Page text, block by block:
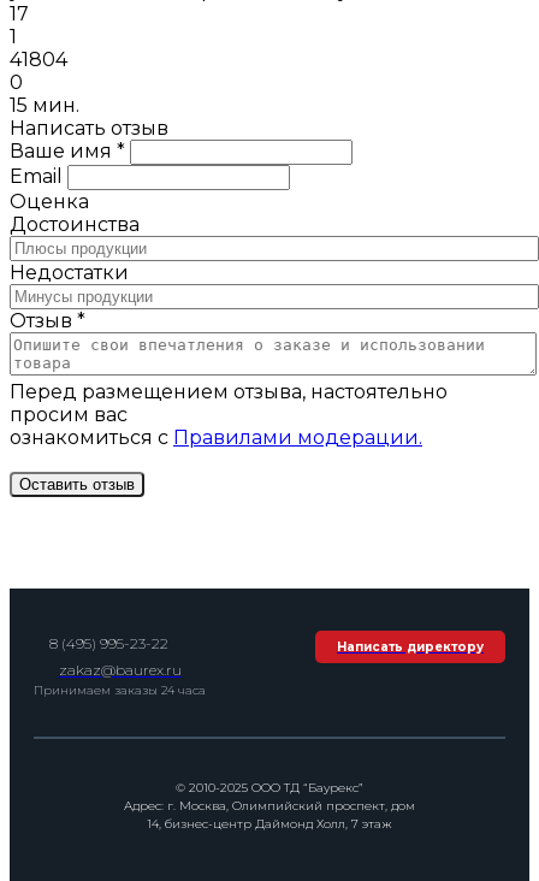
17
1
41804
0
15 мин.
Написать отзыв
Ваше имя *
Email
Оценка
Достоинства
Недостатки
Отзыв *
Перед размещением отзыва, настоятельно
просим вас
ознакомиться с Правилами модерации.
8 (495) 995-23-22
zakaz@baurex.ru
Принимаем заказы 24 часа
Написать директору
© 2010-2025 ООО ТД “Баурекс”
Адрес: г. Москва, Олимпийский проспект, дом
14, бизнес-центр Даймонд Холл, 7 этаж